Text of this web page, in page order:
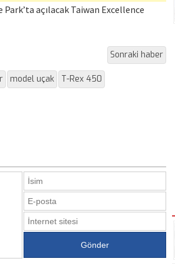
açılacak Taiwan Excellence
Sonraki haber
model uçak
T-Rex 450